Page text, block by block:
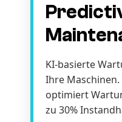
KI-basierte
Ihre
optimiert
zu 30%